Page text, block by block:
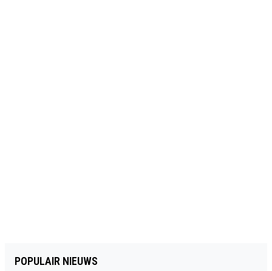
POPULAIR NIEUWS